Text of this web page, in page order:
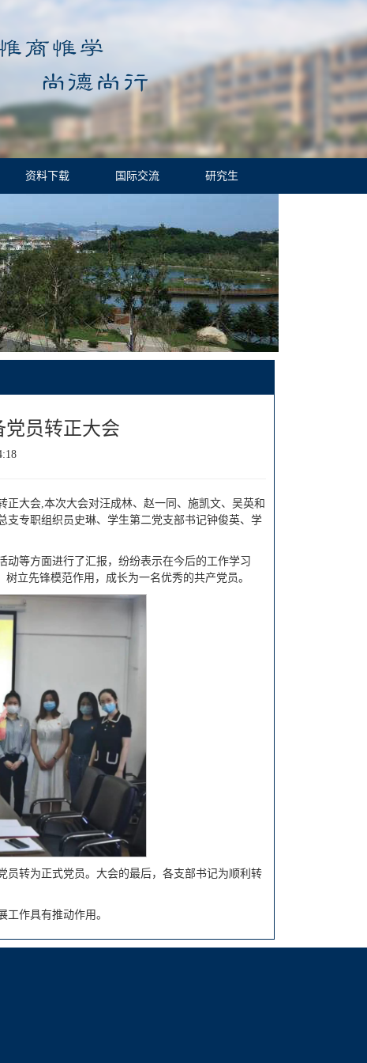
资料下载 国际交流 研究生
员转正大会
正大会,本次大会对汪成林、赵一同、施凯文、吴英和
专职组织员史琳、学生第二党支部书记钟俊英、学
等方面进行了汇报，纷纷表示在今后的工作学习
立先锋模范作用，成长为一名优秀的共产党员。
员转为正式党员。大会的最后，各支部书记为顺利转
作具有推动作用。